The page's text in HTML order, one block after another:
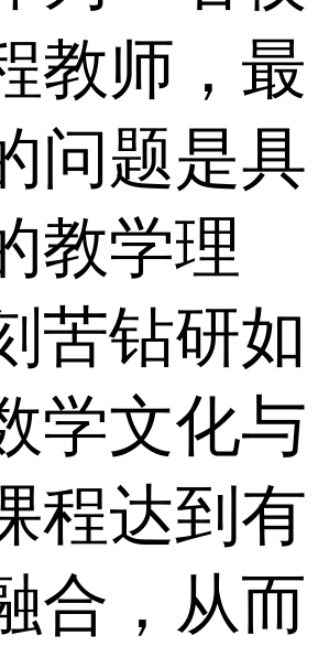
教师，最
问题是具
教学理
苦钻研如
学文化与
程达到有
合，从而